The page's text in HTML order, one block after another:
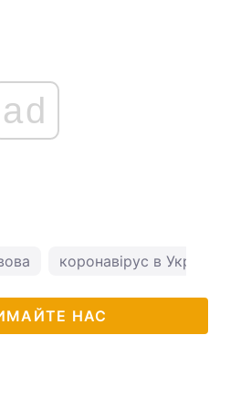
ad
коронавірус в Україні
НАС